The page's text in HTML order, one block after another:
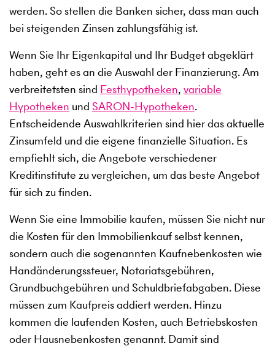
werden. So stellen die Banken sicher, dass man auch
bei steigenden Zinsen zahlungsfähig ist.
Wenn Sie Ihr Eigenkapital und Ihr Budget abgeklärt
haben, geht es an die Auswahl der Finanzierung. Am
verbreitetsten sind Festhypotheken, variable
Hypotheken und SARON-Hypotheken.
Entscheidende Auswahlkriterien sind hier das aktuelle
Zinsumfeld und die eigene finanzielle Situation. Es
empfiehlt sich, die Angebote verschiedener
Kreditinstitute zu vergleichen, um das beste Angebot
für sich zu finden.
Wenn Sie eine Immobilie kaufen, müssen Sie nicht nur
die Kosten für den Immobilienkauf selbst kennen,
sondern auch die sogenannten Kaufnebenkosten wie
Handänderungssteuer, Notariatsgebühren,
Grundbuchgebühren und Schuldbriefabgaben. Diese
müssen zum Kaufpreis addiert werden. Hinzu
kommen die laufenden Kosten, auch Betriebskosten
oder Hausnebenkosten genannt. Damit sind